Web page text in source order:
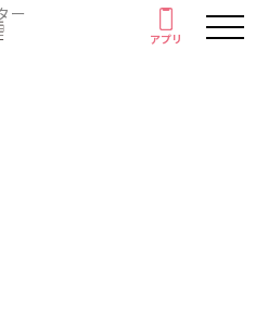
アプリ
アプリ